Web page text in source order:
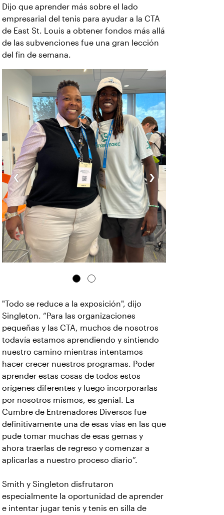
Dijo que aprender más sobre el lado
empresarial del tenis para ayudar a la CTA
de East St. Louis a obtener fondos más allá
de las subvenciones fue una gran lección
del fin de semana.
‹ ›
"Todo se reduce a la exposición", dijo
Singleton. “Para las organizaciones
pequeñas y las CTA, muchos de nosotros
todavía estamos aprendiendo y sintiendo
nuestro camino mientras intentamos
hacer crecer nuestros programas. Poder
aprender estas cosas de todos estos
orígenes diferentes y luego incorporarlas
por nosotros mismos, es genial. La
Cumbre de Entrenadores Diversos fue
definitivamente una de esas vías en las que
pude tomar muchas de esas gemas y
ahora traerlas de regreso y comenzar a
aplicarlas a nuestro proceso diario”.
Smith y Singleton disfrutaron
especialmente la oportunidad de aprender
e intentar jugar tenis y tenis en silla de